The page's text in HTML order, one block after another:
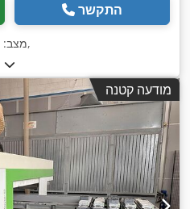
התקשר
מצב:,
מודעה קטנה